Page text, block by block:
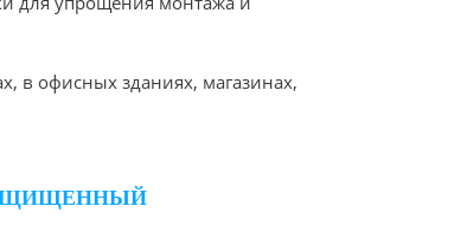
в офисных зданиях, магазинах,